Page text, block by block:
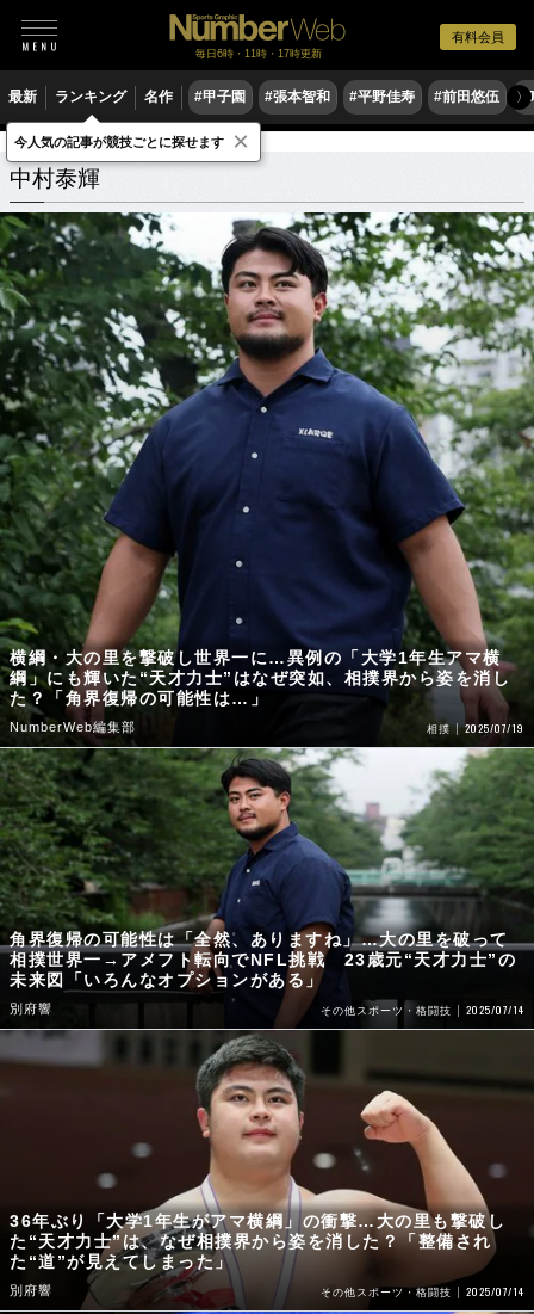
有料会員
毎日6時・11時・17時更新
最新 ランキング 名作 #甲子園 #張本智和 #平野佳寿 #前田悠伍 〉
中村泰輝 関連記事
中村泰輝
横綱・大の里を撃破し世界一に…異例の「大学1年生アマ横
綱」にも輝いた“天才力士”はなぜ突如、相撲界から姿を消し
た？「角界復帰の可能性は…」
NumberWeb編集部 相撲 2025/07/19
角界復帰の可能性は「全然、ありますね」…大の里を破って
相撲世界一→アメフト転向でNFL挑戦 23歳元“天才力士”の
未来図「いろんなオプションがある」
別府響 その他スポーツ・格闘技 2025/07/14
36年ぶり「大学1年生がアマ横綱」の衝撃…大の里も撃破し
た“天才力士”は、なぜ相撲界から姿を消した？「整備され
た“道”が見えてしまった」
別府響 その他スポーツ・格闘技 2025/07/14
今人気の記事が競技ごとに探せます ×